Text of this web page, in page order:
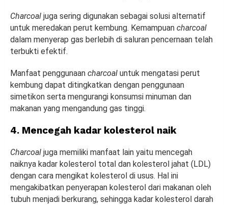
Charcoal juga sering digunakan sebagai solusi alternatif
untuk meredakan perut kembung. Kemampuan charcoal
dalam menyerap gas berlebih di saluran pencernaan telah
terbukti efektif.
Manfaat penggunaan charcoal untuk mengatasi perut
kembung dapat ditingkatkan dengan penggunaan
simetikon serta mengurangi konsumsi minuman dan
makanan yang mengandung gas tinggi.
4. Mencegah kadar kolesterol naik
Charcoal juga memiliki manfaat lain yaitu mencegah
naiknya kadar kolesterol total dan kolesterol jahat (LDL)
dengan cara mengikat kolesterol di usus. Hal ini
mengakibatkan penyerapan kolesterol dari makanan oleh
tubuh menjadi berkurang, sehingga kadar kolesterol darah